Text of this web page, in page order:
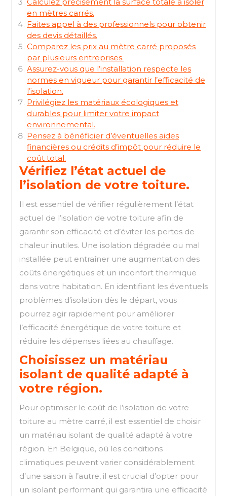
en mètres carrés.
Faites appel à des professionnels pour obtenir
des devis détaillés.
Comparez les prix au mètre carré proposés
par plusieurs entreprises.
Assurez-vous que l’installation respecte les
normes en vigueur pour garantir l’efficacité de
l’isolation.
Privilégiez les matériaux écologiques et
durables pour limiter votre impact
environnemental.
Pensez à bénéficier d’éventuelles aides
financières ou crédits d’impôt pour réduire le
coût total.
Vérifiez l’état actuel de
l’isolation de votre toiture.
Il est essentiel de vérifier régulièrement l’état
actuel de l’isolation de votre toiture afin de
garantir son efficacité et d’éviter les pertes de
chaleur inutiles. Une isolation dégradée ou mal
installée peut entraîner une augmentation des
coûts énergétiques et un inconfort thermique
dans votre habitation. En identifiant les éventuels
problèmes d’isolation dès le départ, vous
pourrez agir rapidement pour améliorer
l’efficacité énergétique de votre toiture et
réduire les dépenses liées au chauffage.
Choisissez un matériau
isolant de qualité adapté à
votre région.
Pour optimiser le coût de l’isolation de votre
toiture au mètre carré, il est essentiel de choisir
un matériau isolant de qualité adapté à votre
région. En Belgique, où les conditions
climatiques peuvent varier considérablement
d’une saison à l’autre, il est crucial d’opter pour
un isolant performant qui garantira une efficacité